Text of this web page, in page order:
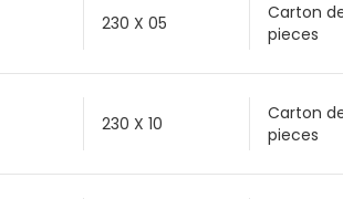
230 X 05
Carton
pieces
230 X 10
Carton
pieces